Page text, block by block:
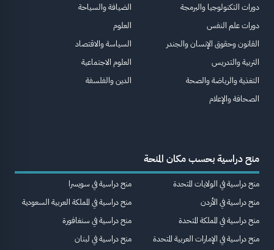
دورات التكنولوجيا والبرمجة
دورات علم النفس
القانون وحقوق الإنسان والجندر
التربية والتدريس
التغذية والرياضة والصحة
الصحافة والإعلام
الضيافة والسياحة
العلوم
السياسة والاقتصاد
العلوم الاجتماعية
الدين والفلسفة
منح دراسية بحسب مكان المنحة
منح دراسية في الولايات المتحدة
منح دراسية في الأردن
منح دراسية في المملكة المتحدة
منح دراسية في الإمارات العربية المتحدة
منح دراسية في سويسرا
منح دراسية في المملكة العربية السعودية
منح دراسية في سنغافورة
منح دراسية في لبنان